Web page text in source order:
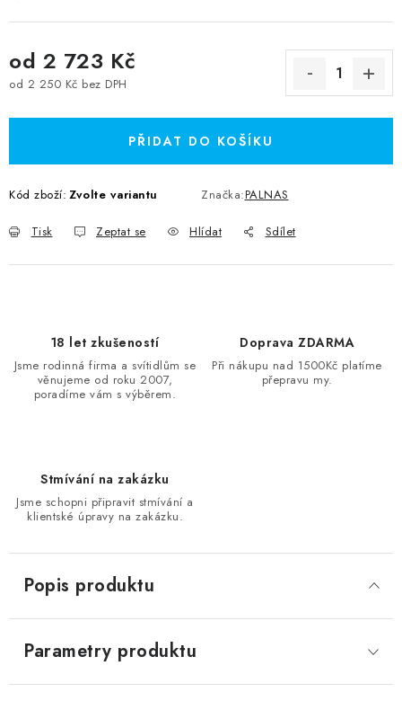
od 2 723 Kč
od 2 250 Kč bez DPH
PŘIDAT DO KOŠÍKU
Kód zboží: Zvolte variantu Značka:PALNAS
Tisk Zeptat se Hlídat Sdílet
18 let zkušeností
Jsme rodinná firma a svítidlům se
věnujeme od roku 2007,
poradíme vám s výběrem.
Doprava ZDARMA
Při nákupu nad 1500Kč platíme
přepravu my.
Stmívání na zakázku
Jsme schopni připravit stmívání a
klientské úpravy na zakázku.
Popis produktu
Parametry produktu